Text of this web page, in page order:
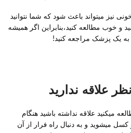
نیز میتواند باعث شود که شما نتوانید
و خوب مطالعه کنید،بنابراین اگر همیشه
به یک پزشک مراجعه کنید!
علاقه ندارید
میکنید علاقه نداشته باشید هنگام
میشوید و به دنبال راه فرار از آن